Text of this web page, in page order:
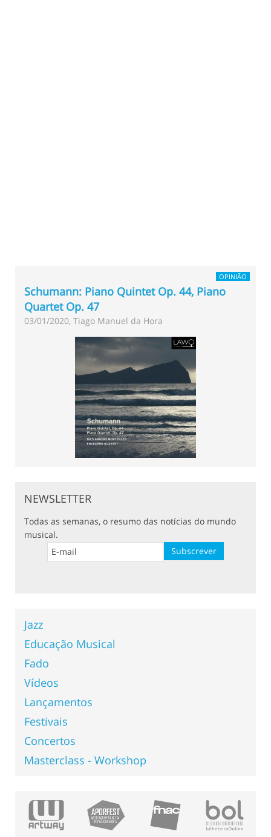
OPINIÃO
Schumann: Piano Quintet Op. 44, Piano
Quartet Op. 47
03/01/2020, Tiago Manuel da Hora
NEWSLETTER
Todas as semanas, o resumo das notícias do mundo
musical.
Jazz
Educação Musical
Fado
Vídeos
Lançamentos
Festivais
Concertos
Masterclass - Workshop